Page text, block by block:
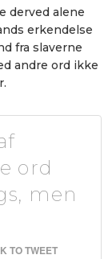
derved alene
erkendelse
fra slaverne
andre ord ikke
ord
men
TO TWEET